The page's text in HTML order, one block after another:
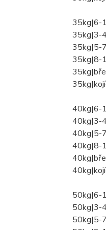
35kg|6-
35kg|3-
35kg|5-
35kg|8-
40kg|6-
40kg|3-
40kg|5-
40kg|8-
50kg|6-
50kg|3-
50kg|5-